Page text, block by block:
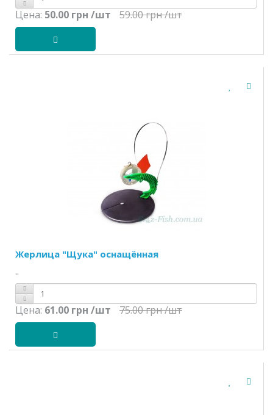
Цена: 50.00 грн /шт 59.00 грн/шт
Жерлица "Щука" оснащённая
..
Цена: 61.00 грн /шт 75.00 грн/шт